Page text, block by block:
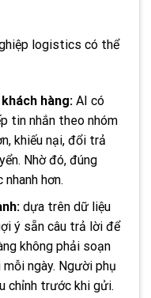
logistics có thể
hàng:AI có
tin nhắn theo nhóm
khiếu nại, đổi trả
Nhờ đó, đúng
hơn.
dựa trên dữ liệu
ý sẵn câu trả lời để
không phải soạn
ngày. Người phụ
chỉnh trước khi gửi.